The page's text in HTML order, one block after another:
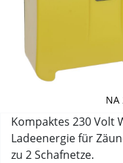
NA
Kompaktes 230 Volt
Ladeenergie für
zu 2 Schafnetze.